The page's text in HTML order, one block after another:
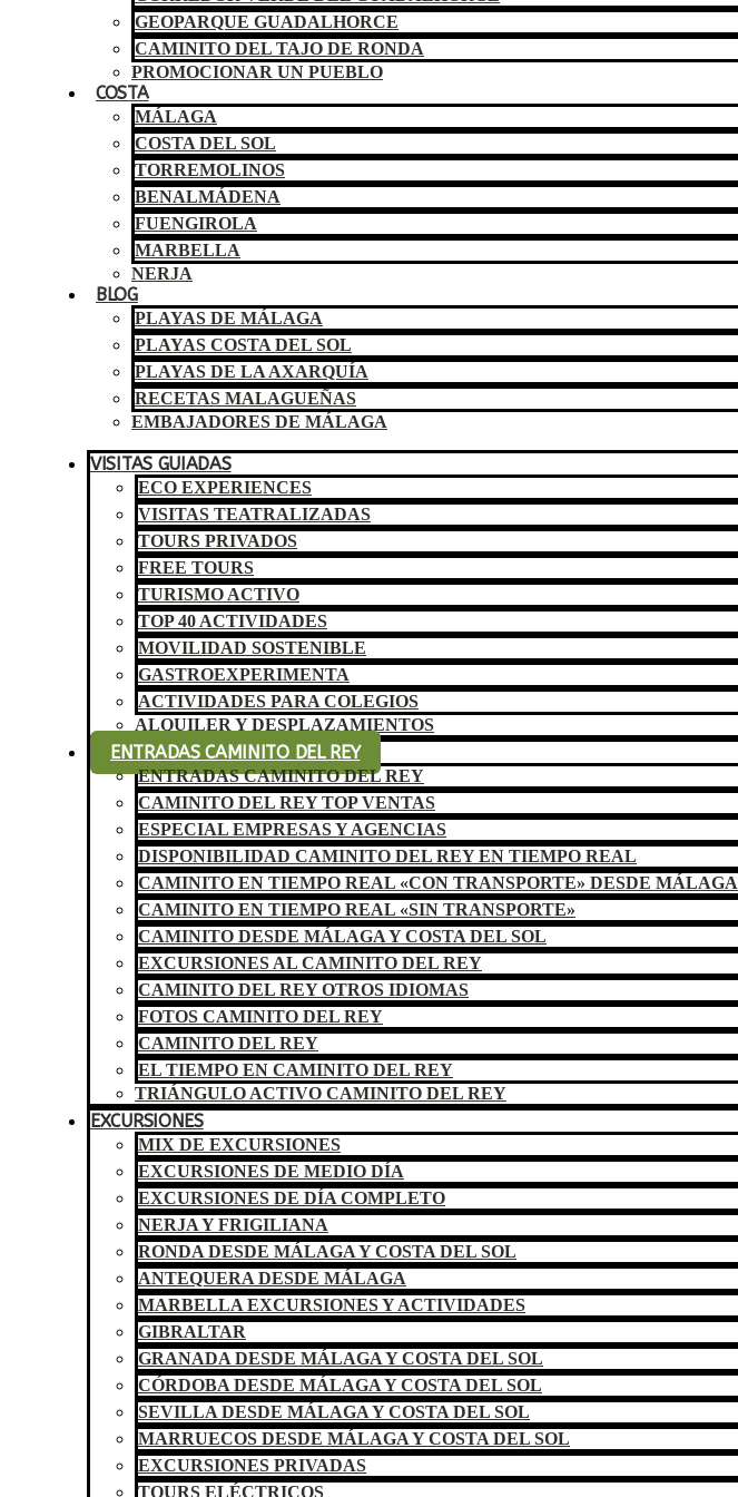
GEOPARQUE GUADALHORCE
CAMINITO DEL TAJO DE RONDA
PROMOCIONAR UN PUEBLO
COSTA
MÁLAGA
COSTA DEL SOL
TORREMOLINOS
BENALMÁDENA
FUENGIROLA
MARBELLA
NERJA
BLOG
PLAYAS DE MÁLAGA
PLAYAS COSTA DEL SOL
PLAYAS DE LA AXARQUÍA
RECETAS MALAGUEÑAS
EMBAJADORES DE MÁLAGA
VISITAS GUIADAS
ECO EXPERIENCES
VISITAS TEATRALIZADAS
TOURS PRIVADOS
FREE TOURS
TURISMO ACTIVO
TOP 40 ACTIVIDADES
MOVILIDAD SOSTENIBLE
GASTROEXPERIMENTA
ACTIVIDADES PARA COLEGIOS
ALQUILER Y DESPLAZAMIENTOS
ENTRADAS CAMINITO DEL REY
ENTRADAS CAMINITO DEL REY
CAMINITO DEL REY TOP VENTAS
ESPECIAL EMPRESAS Y AGENCIAS
DISPONIBILIDAD CAMINITO DEL REY EN TIEMPO REAL
CAMINITO EN TIEMPO REAL «CON TRANSPORTE» DESDE MÁLAGA
CAMINITO EN TIEMPO REAL «SIN TRANSPORTE»
CAMINITO DESDE MÁLAGA Y COSTA DEL SOL
EXCURSIONES AL CAMINITO DEL REY
CAMINITO DEL REY OTROS IDIOMAS
FOTOS CAMINITO DEL REY
CAMINITO DEL REY
EL TIEMPO EN CAMINITO DEL REY
TRIÁNGULO ACTIVO CAMINITO DEL REY
EXCURSIONES
MIX DE EXCURSIONES
EXCURSIONES DE MEDIO DÍA
EXCURSIONES DE DÍA COMPLETO
NERJA Y FRIGILIANA
RONDA DESDE MÁLAGA Y COSTA DEL SOL
ANTEQUERA DESDE MÁLAGA
MARBELLA EXCURSIONES Y ACTIVIDADES
GIBRALTAR
GRANADA DESDE MÁLAGA Y COSTA DEL SOL
CÓRDOBA DESDE MÁLAGA Y COSTA DEL SOL
SEVILLA DESDE MÁLAGA Y COSTA DEL SOL
MARRUECOS DESDE MÁLAGA Y COSTA DEL SOL
EXCURSIONES PRIVADAS
TOURS ELÉCTRICOS